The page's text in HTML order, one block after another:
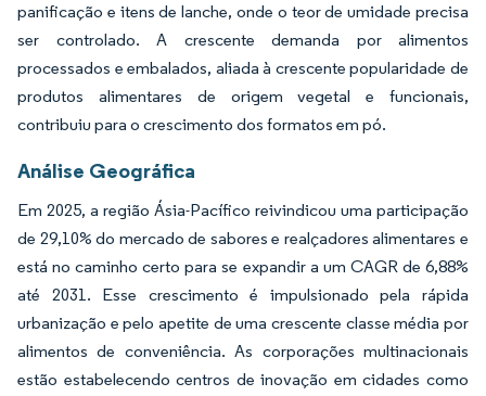
panificação e itens de lanche, onde o teor de umidade precisa
ser controlado. A crescente demanda por alimentos
processados e embalados, aliada à crescente popularidade de
produtos alimentares de origem vegetal e funcionais,
contribuiu para o crescimento dos formatos em pó.
Análise Geográfica
Em 2025, a região Ásia-Pacífico reivindicou uma participação
de 29,10% do mercado de sabores e realçadores alimentares e
está no caminho certo para se expandir a um CAGR de 6,88%
até 2031. Esse crescimento é impulsionado pela rápida
urbanização e pelo apetite de uma crescente classe média por
alimentos de conveniência. As corporações multinacionais
estão estabelecendo centros de inovação em cidades como